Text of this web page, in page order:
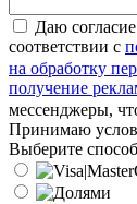
Даю
соответствии с
на обработку
получение
мессенджеры,
Принимаю
Выберите